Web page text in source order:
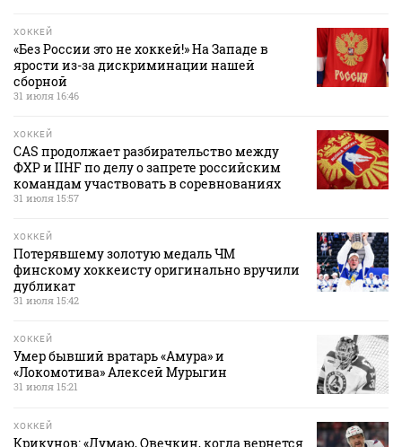
ХОККЕЙ
«Без России это не хоккей!» На Западе в
ярости из-за дискриминации нашей
сборной
31 июля 16:46
ХОККЕЙ
CAS продолжает разбирательство между
ФХР и IIHF по делу о запрете российским
командам участвовать в соревнованиях
31 июля 15:57
ХОККЕЙ
Потерявшему золотую медаль ЧМ
финскому хоккеисту оригинально вручили
дубликат
31 июля 15:42
ХОККЕЙ
Умер бывший вратарь «Амура» и
«Локомотива» Алексей Мурыгин
31 июля 15:21
ХОККЕЙ
Крикунов: «Думаю, Овечкин, когда вернется